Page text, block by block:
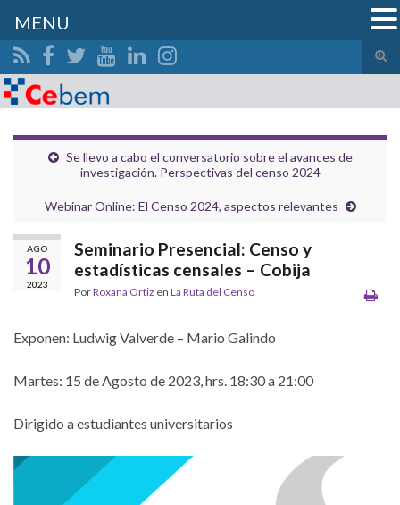
el
Search for:
Se llevo a cabo el conversatorio sobre el avances de
investigación. Perspectivas del censo 2024
Webinar Online: El Censo 2024, aspectos relevantes
AGO
10
2023
Seminario Presencial: Censo y
estadísticas censales – Cobija
PorRoxana Ortiz en La Ruta del Censo
Exponen: Ludwig Valverde – Mario Galindo
Martes: 15 de Agosto de 2023, hrs. 18:30 a 21:00
Dirigido a estudiantes universitarios
MENU